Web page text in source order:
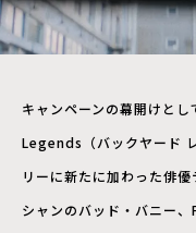
キャンペーンの幕開けと
Legends（バックヤード
リーに新たに加わった俳
シャンのバッド・バニー